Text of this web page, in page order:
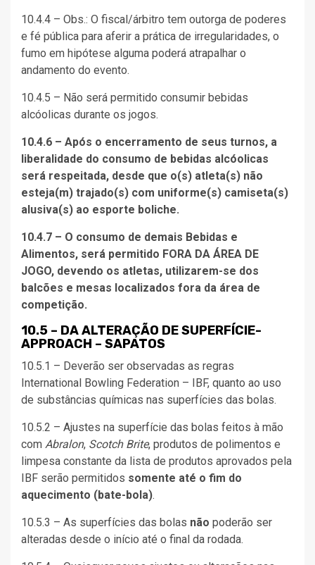
10.4.4 – Obs.: O fiscal/árbitro tem outorga de poderes
e fé pública para aferir a prática de irregularidades, o
fumo em hipótese alguma poderá atrapalhar o
andamento do evento.
10.4.5 – Não será permitido consumir bebidas
alcóolicas durante os jogos.
10.4.6 – Após o encerramento de seus turnos, a
liberalidade do consumo de bebidas alcóolicas
será respeitada, desde que o(s) atleta(s) não
esteja(m) trajado(s) com uniforme(s) camiseta(s)
alusiva(s) ao esporte boliche.
10.4.7 – O consumo de demais Bebidas e
Alimentos, será permitido FORA DA ÁREA DE
JOGO, devendo os atletas, utilizarem-se dos
balcões e mesas localizados fora da área de
competição.
10.5 – DA ALTERAÇÃO DE SUPERFÍCIE-
APPROACH – SAPATOS
10.5.1 – Deverão ser observadas as regras
International Bowling Federation – IBF, quanto ao uso
de substâncias químicas nas superfícies das bolas.
10.5.2 – Ajustes na superfície das bolas feitos à mão
com Abralon, Scotch Brite, produtos de polimentos e
limpesa constante da lista de produtos aprovados pela
IBF serão permitidos somente até o fim do
aquecimento (bate-bola).
10.5.3 – As superfícies das bolas não poderão ser
alteradas desde o início até o final da rodada.